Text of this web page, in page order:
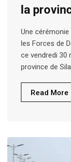
la
Une
les Forces de
ce vendredi 30
province de
Read More